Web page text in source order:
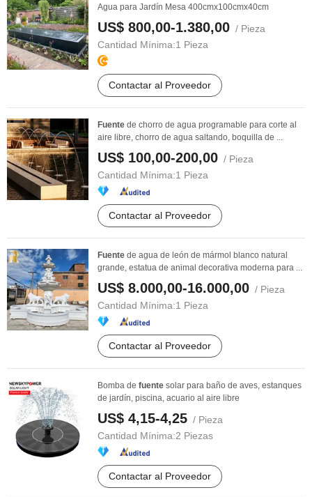
Agua para Jardín Mesa 400cmx100cmx40cm
US$ 800,00-1.380,00 / Pieza
Cantidad Mínima:1 Pieza
Contactar al Proveedor
Fuente de chorro de agua programable para corte al
aire libre, chorro de agua saltando, boquilla de ...
US$ 100,00-200,00 / Pieza
Cantidad Mínima:1 Pieza
Contactar al Proveedor
Fuente de agua de león de mármol blanco natural
grande, estatua de animal decorativa moderna para ...
US$ 8.000,00-16.000,00 / Pieza
Cantidad Mínima:1 Pieza
Contactar al Proveedor
Bomba de fuente solar para baño de aves, estanques
de jardín, piscina, acuario al aire libre
US$ 4,15-4,25 / Pieza
Cantidad Mínima:2 Piezas
Contactar al Proveedor